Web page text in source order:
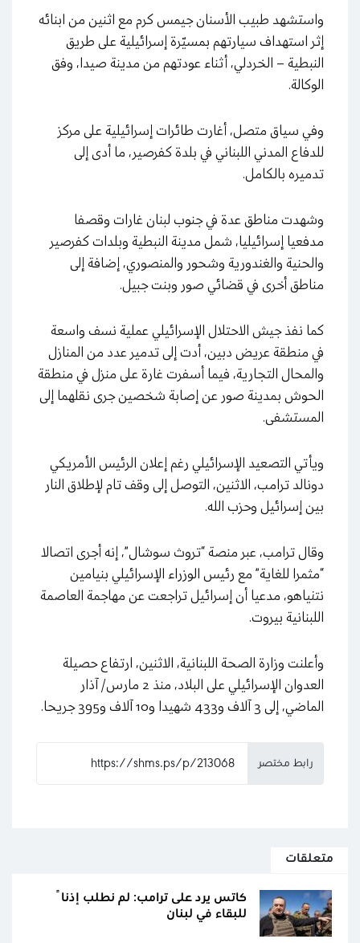
واستشهد طبيب الأسنان جيمس كرم مع اثنين من ابنائه
إثر استهداف سيارتهم بمسيّرة إسرائيلية على طريق
النبطية – الخردلي، أثناء عودتهم من مدينة صيدا، وفق
الوكالة.
وفي سياق متصل، أغارت طائرات إسرائيلية على مركز
للدفاع المدني اللبناني في بلدة كفرصير، ما أدى إلى
تدميره بالكامل.
وشهدت مناطق عدة في جنوب لبنان غارات وقصفا
مدفعيا إسرائيليا، شمل مدينة النبطية وبلدات كفرصير
والحنية والغندورية وشحور والمنصوري، إضافة إلى
مناطق أخرى في قضائي صور وبنت جبيل.
كما نفذ جيش الاحتلال الإسرائيلي عملية نسف واسعة
في منطقة عريض دبين، أدت إلى تدمير عدد من المنازل
والمحال التجارية، فيما أسفرت غارة على منزل في منطقة
الحوش بمدينة صور عن إصابة شخصين جرى نقلهما إلى
المستشفى.
ويأتي التصعيد الإسرائيلي رغم إعلان الرئيس الأمريكي
دونالد ترامب، الاثنين، التوصل إلى وقف تام لإطلاق النار
بين إسرائيل وحزب الله.
وقال ترامب، عبر منصة “تروث سوشال”، إنه أجرى اتصالا
“مثمرا للغاية” مع رئيس الوزراء الإسرائيلي بنيامين
نتنياهو، مدعيا أن إسرائيل تراجعت عن مهاجمة العاصمة
اللبنانية بيروت.
وأعلنت وزارة الصحة اللبنانية، الاثنين، ارتفاع حصيلة
العدوان الإسرائيلي على البلاد، منذ 2 مارس/ آذار
الماضي، إلى 3 آلاف و433 شهيدا و10 آلاف و395 جريحا.
رابط مختصر
متعلقات
كاتس يرد على ترامب: لم نطلب إذناً
للبقاء في لبنان